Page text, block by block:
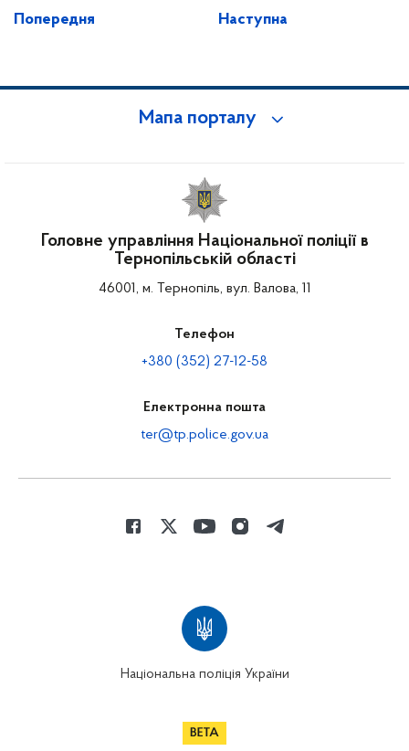
Попередня Наступна
Мапа порталу
Головне управління Національної поліції в
Тернопільській області
46001, м. Тернопіль, вул. Валова, 11
Телефон
+380 (352) 27-12-58
Електронна пошта
ter@tp.police.gov.ua
Національна поліція України